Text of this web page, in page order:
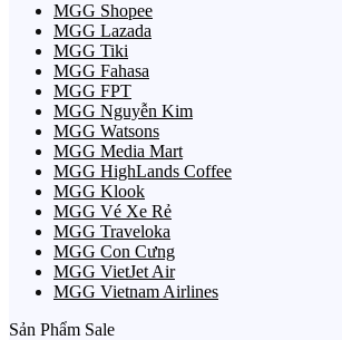
MGG Shopee
MGG Lazada
MGG Tiki
MGG Fahasa
MGG FPT
MGG Nguyễn Kim
MGG Watsons
MGG Media Mart
MGG HighLands Coffee
MGG Klook
MGG Vé Xe Rẻ
MGG Traveloka
MGG Con Cưng
MGG VietJet Air
MGG Vietnam Airlines
Sản Phẩm Sale